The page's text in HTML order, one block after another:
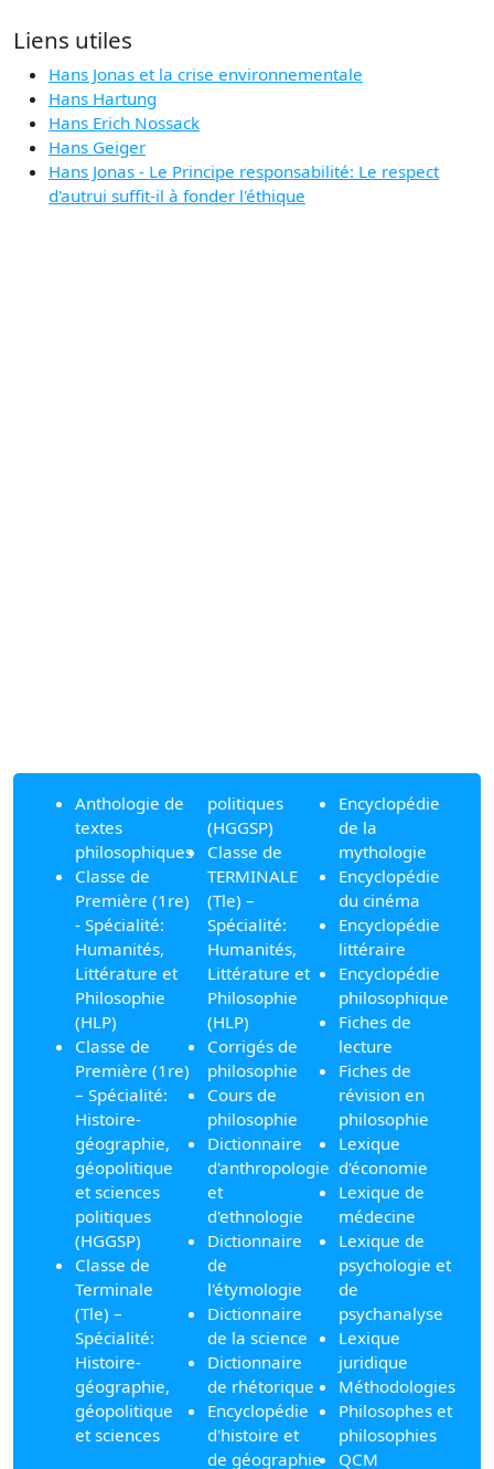
Liens utiles
Hans Jonas et la crise environnementale
Hans Hartung
Hans Erich Nossack
Hans Geiger
Hans Jonas - Le Principe responsabilité: Le respect
d'autrui suffit-il à fonder l'éthique
Anthologie de
textes
philosophiques
Classe de
Première (1re)
- Spécialité:
Humanités,
Littérature et
Philosophie
(HLP)
Classe de
Première (1re)
– Spécialité:
Histoire-
géographie,
géopolitique
et sciences
politiques
(HGGSP)
Classe de
Terminale
(Tle) –
Spécialité:
Histoire-
géographie,
géopolitique
et sciences
politiques
(HGGSP)
Classe de
TERMINALE
(Tle) –
Spécialité:
Humanités,
Littérature et
Philosophie
(HLP)
Corrigés de
philosophie
Cours de
philosophie
Dictionnaire
d'anthropologie
et
d'ethnologie
Dictionnaire
de
l'étymologie
Dictionnaire
de la science
Dictionnaire
de rhétorique
Encyclopédie
d'histoire et
de géographie
Encyclopédie
de la
mythologie
Encyclopédie
du cinéma
Encyclopédie
littéraire
Encyclopédie
philosophique
Fiches de
lecture
Fiches de
révision en
philosophie
Lexique
d'économie
Lexique de
médecine
Lexique de
psychologie et
de
psychanalyse
Lexique
juridique
Méthodologies
Philosophes et
philosophies
QCM